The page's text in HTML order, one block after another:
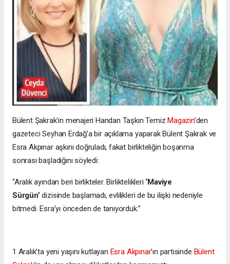
Bülent Şakrak’ın menajeri Handan Taşkın TemizMagazin’den
gazeteci Seyhan Erdağ’a bir açıklama yaparak Bülent Şakrak ve
Esra Akpınar aşkını doğruladı, fakat birlikteliğin boşanma
sonrası başladığını söyledi:
“Aralık ayından beri birlikteler. Birliktelikleri ‘Maviye
Sürgün’dizisinde başlamadı, evlilikleri de bu ilişki nedeniyle
bitmedi. Esra’yı önceden de tanıyorduk.”
1 Aralık’ta yeni yaşını kutlayan Esra Akpınar’ın partisinde Bülent